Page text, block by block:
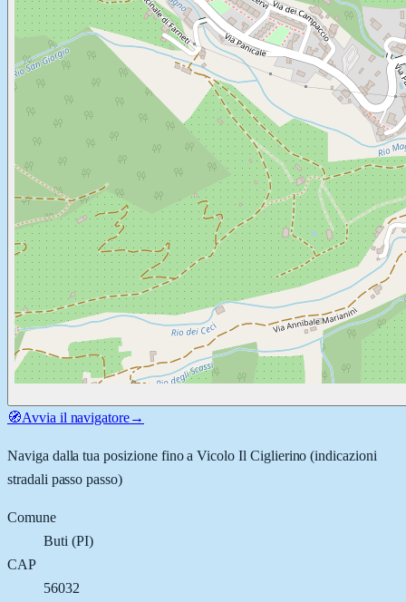
🧭Avvia il navigatore→
Naviga dalla tua posizione fino aVicolo Il Ciglierino (indicazioni
stradali passo passo)
Comune
Buti (PI)
CAP
56032